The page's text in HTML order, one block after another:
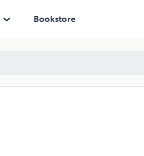
Bookstore